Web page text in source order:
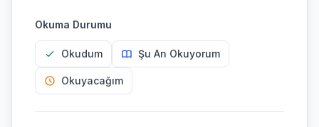
Okuma Durumu
Okudum Şu An Okuyorum
Okuyacağım